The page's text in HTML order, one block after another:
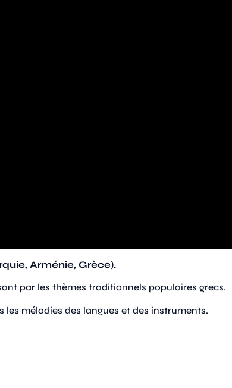
Arménie, Grèce).
par les thèmes traditionnels populaires grecs.
mélodies des langues et des instruments.